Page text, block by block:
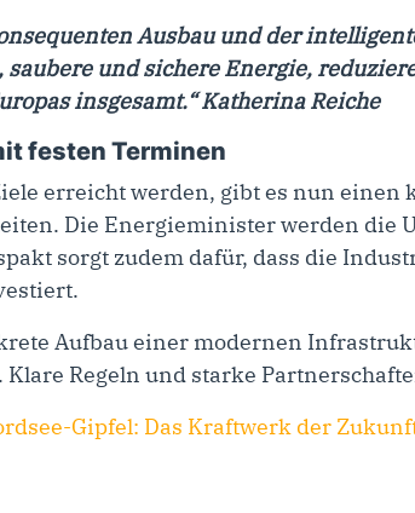
Ausbau und der
saubere und sichere Energie,
insgesamt.“ Katherina Reiche
festen Terminen
erreicht werden, gibt es nun
Die Energieminister werden die
sorgt zudem dafür, dass die
Aufbau einer modernen
Klare Regeln und starke
Gipfel: Das Kraftwerk der